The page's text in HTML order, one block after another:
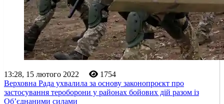
13:28, 15 лютого 2022
1754
Верховна Рада ухвалила за основу законопроєкт про
застосування тероборони у районах бойових дій разом із
Об’єднаними силами